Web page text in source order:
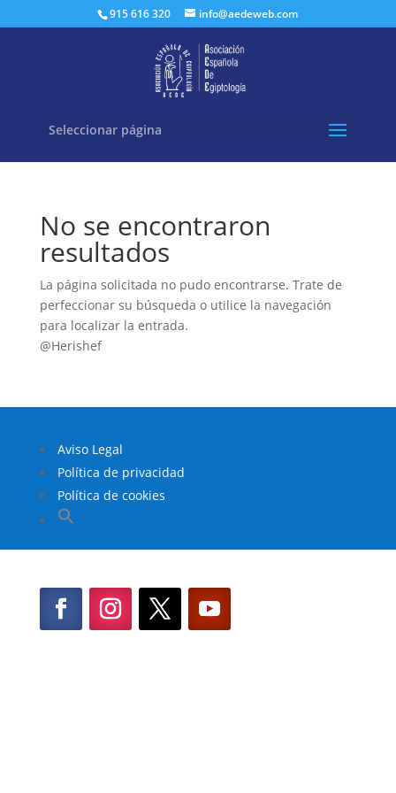
915 616 320 info@aedeweb.com
Seleccionar página
No se encontraron
resultados
La página solicitada no pudo encontrarse. Trate de
perfeccionar su búsqueda o utilice la navegación
para localizar la entrada.
@Herishef
Aviso Legal
Política de privacidad
Política de cookies
Buscar:
Botón de búsqueda